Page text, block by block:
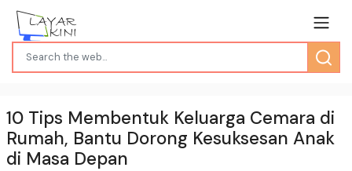
10 Tips Membentuk Keluarga Cemara di
Rumah, Bantu Dorong Kesuksesan Anak
di Masa Depan